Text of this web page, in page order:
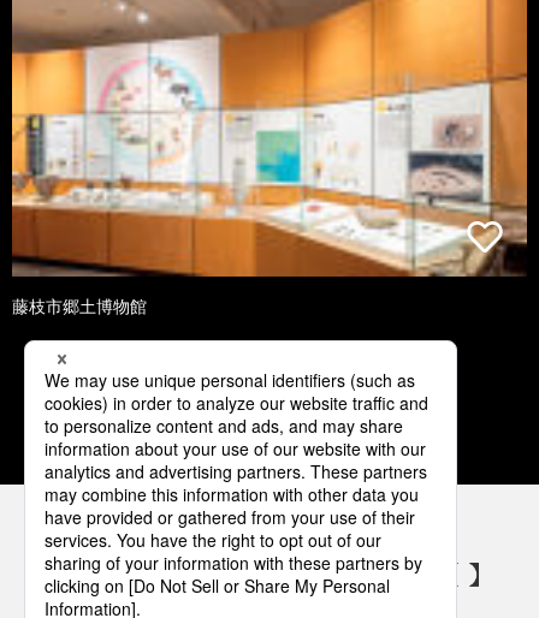
藤枝市郷土博物館
1 2 3 4 5
パナソニックの電気設備 SNSアカウント